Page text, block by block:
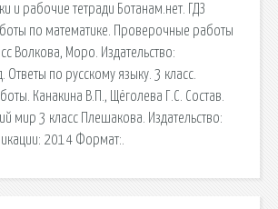
и рабочие тетради Ботанам.нет. ГДЗ
по математике. Проверочные работы
Волкова, Моро. Издательство:
Ответы по русскому языку. 3 класс.
Канакина В.П., Щёголева Г.С. Состав.
мир 3 класс Плешакова. Издательство:
2014 Формат:.